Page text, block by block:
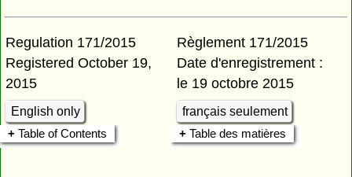
Regulation 171/2015
Registered October 19,
2015
English only
Règlement 171/2015
Date d'enregistrement :
le 19 octobre 2015
français seulement
Table of Contents
Table des matières